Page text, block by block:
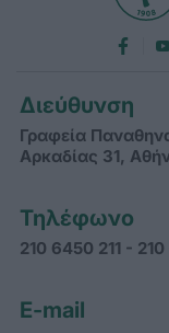
Διεύθυνση
Γραφεία
Αρκαδίας 31,
Τηλέφωνο
210 6450 211 -
E-mail